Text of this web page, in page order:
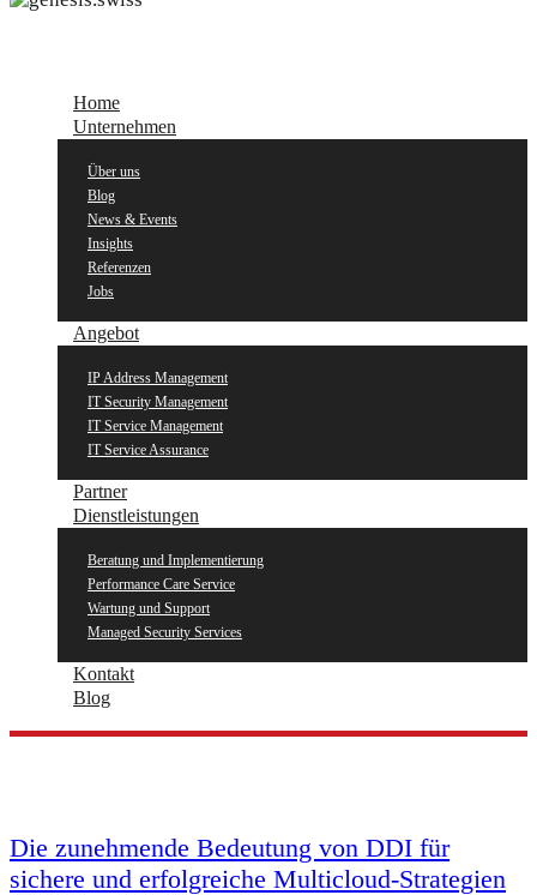
Home
Unternehmen
Über uns
Blog
News & Events
Insights
Referenzen
Jobs
Angebot
IP Address Management
IT Security Management
IT Service Management
IT Service Assurance
Partner
Dienstleistungen
Beratung und Implementierung
Performance Care Service
Wartung und Support
Managed Security Services
Kontakt
Blog
Die zunehmende Bedeutung von DDI für
sichere und erfolgreiche Multicloud-Strategien